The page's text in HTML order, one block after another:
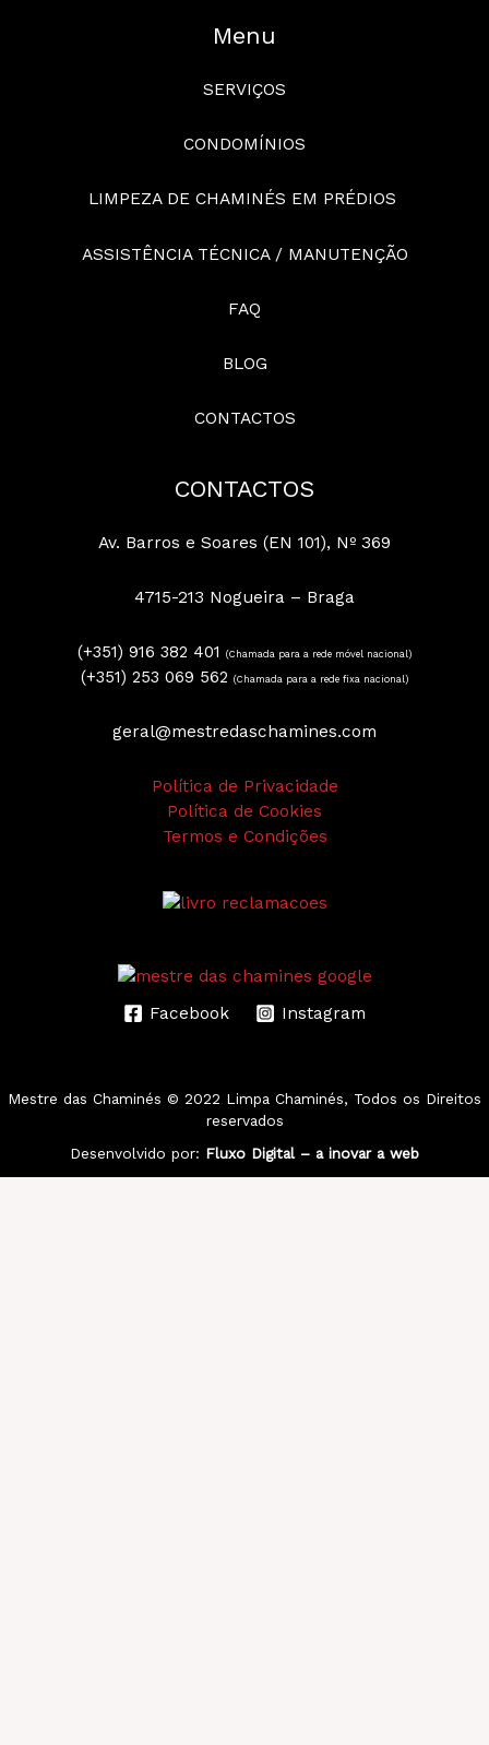
Menu
SERVIÇOS
CONDOMÍNIOS
LIMPEZA DE CHAMINÉS EM PRÉDIOS
ASSISTÊNCIA TÉCNICA / MANUTENÇÃO
FAQ
BLOG
CONTACTOS
CONTACTOS
Av. Barros e Soares (EN 101), Nº 369
4715-213 Nogueira – Braga
(+351) 916 382 401 (Chamada para a rede móvel nacional)
(+351) 253 069 562 (Chamada para a rede fixa nacional)
geral@mestredaschamines.com
Política de Privacidade
Política de Cookies
Termos e Condições
Facebook Instagram
Mestre das Chaminés © 2022 Limpa Chaminés, Todos os Direitos
reservados
Desenvolvido por: Fluxo Digital – a inovar a web